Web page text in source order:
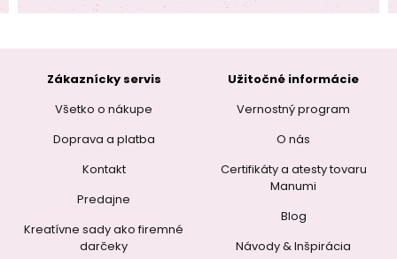
Zákaznícky servis
Všetko o nákupe
Doprava a platba
Kontakt
Predajne
Kreatívne sady ako firemné
darčeky
Užitočné informácie
Vernostný program
O nás
Certifikáty a atesty tovaru
Manumi
Blog
Návody & Inšpirácia